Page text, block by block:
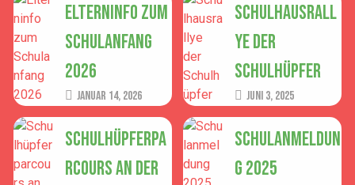
Elterninfo zum
Schulanfang
2026
Januar 14, 2026
Schulhausrall
ye der
Schulhüpfer
Juni 3, 2025
Schulhüpferpa
rcours an der
Schulanmeldun
g 2025